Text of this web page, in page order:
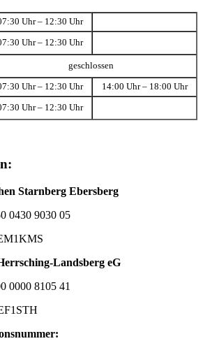
Uhr – 12:30 Uhr
Uhr – 12:30 Uhr
geschlossen
Uhr – 12:30 Uhr 14:00 Uhr – 18:00 Uhr
Uhr – 12:30 Uhr
Starnberg Ebersberg
0430 9030 05
Landsberg eG
0000 8105 41